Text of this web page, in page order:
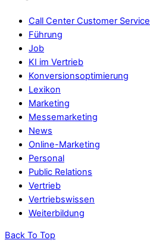
Call Center Customer Service
Führung
Job
KI im Vertrieb
Konversionsoptimierung
Lexikon
Marketing
Messemarketing
News
Online-Marketing
Personal
Public Relations
Vertrieb
Vertriebswissen
Weiterbildung
Back To Top